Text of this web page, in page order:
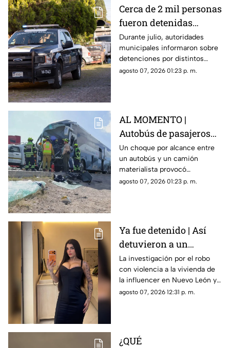
Cerca de 2 mil personas
fueron detenidas
durante Julio en
Querétaro; estos fueron
los principales motivos
Durante julio, autoridades
municipales informaron sobre
detenciones por distintos
delitos y faltas administrativas.
agosto 07, 2026 01:23 p. m.
AL MOMENTO |
Autobús de pasajeros
sufr3 aparatoso choque
en la carretera 57
Un choque por alcance entre
un autobús y un camión
materialista provocó
afectaciones en la carretera
agosto 07, 2026 01:23 p. m.
Ya fue detenido | Así
detuvieron a un
presunto responsable
del robo a la casa de
Karely Ruiz
La investigación por el robo
con violencia a la vivienda de
la influencer en Nuevo León ya
tiene a un primer detenido.
agosto 07, 2026 12:31 p. m.
¿QUÉ